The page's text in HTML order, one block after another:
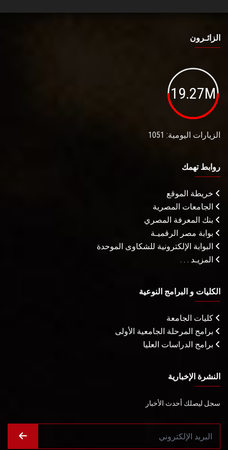
الزائـرون
19.27M
الزيارات اليومية: 1051
روابط تهمك
خريطة الموقع
الجامعات المصرية
بنك المعرفة المصري
بوابة مصر الرقميـة
البوابة الإلكترونية للشكاوى الموحدة
المزيـد . . .
الكليات و البرامج النوعية
كليات الجامعة
برامج المرحلة الجامعية الأولى
برامج الدراسات العليا
النشرة الإخبارية
سجل ليصلك أحدث الأخبار